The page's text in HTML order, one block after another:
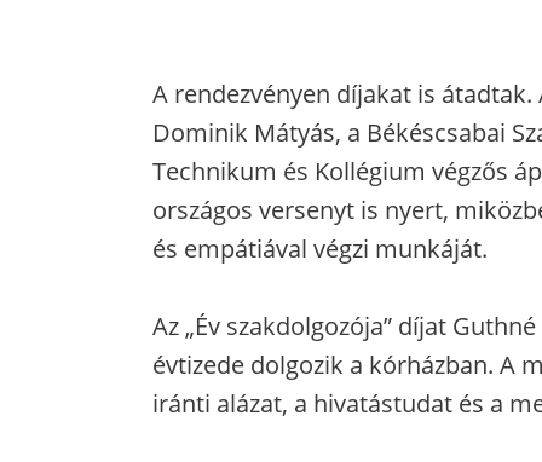
A rendezvényen díjakat is átadtak.
Dominik Mátyás, a Békéscsabai
Technikum és Kollégium végzős
országos versenyt is nyert,
és empátiával végzi munkáját.
Az „Év szakdolgozója” díjat
évtizede dolgozik a kórházban. A
iránti alázat, a hivatástudat és a